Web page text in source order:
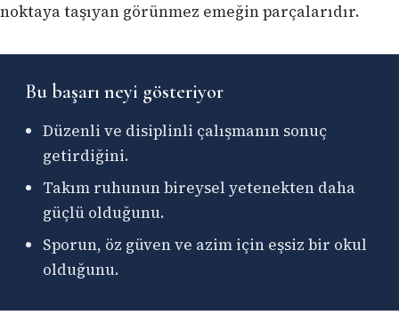
noktaya taşıyan görünmez emeğin parçalarıdır.
Bu başarı neyi gösteriyor
Düzenli ve disiplinli çalışmanın sonuç
getirdiğini.
Takım ruhunun bireysel yetenekten daha
güçlü olduğunu.
Sporun, öz güven ve azim için eşsiz bir okul
olduğunu.